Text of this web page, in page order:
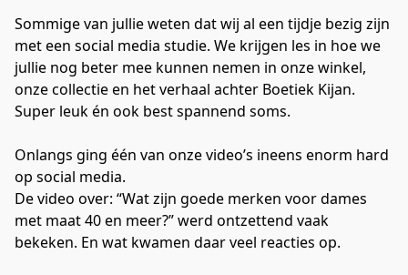
Sommige van jullie weten dat wij al een tijdje bezig zijn
met een social media studie. We krijgen les in hoe we
jullie nog beter mee kunnen nemen in onze winkel,
onze collectie en het verhaal achter Boetiek Kijan.
Super leuk én ook best spannend soms.
Onlangs ging één van onze video’s ineens enorm hard
op social media.
De video over: “Wat zijn goede merken voor dames
met maat 40 en meer?” werd ontzettend vaak
bekeken. En wat kwamen daar veel reacties op.